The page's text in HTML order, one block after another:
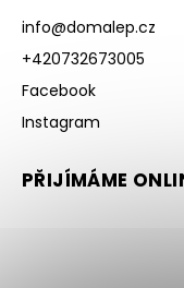
info@domalep.cz
+420732673005
Facebook
Instagram
PŘIJÍMÁME